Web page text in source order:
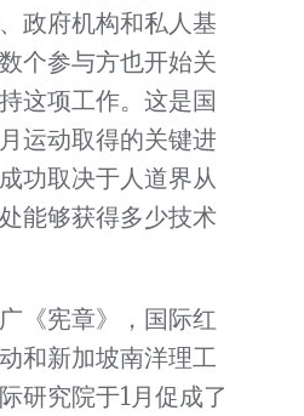
政府机构和私人基
个参与方也开始关
这项工作。这是国
运动取得的关键进
功取决于人道界从
能够获得多少技术
《宪章》，国际红
和新加坡南洋理工
研究院于1月促成了